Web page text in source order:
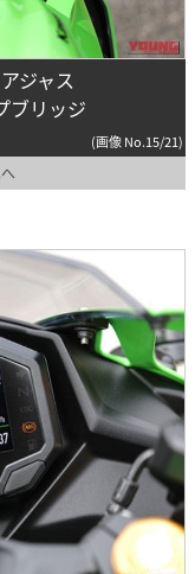
ジャス
ブリッジ
(画像 No.15/21)